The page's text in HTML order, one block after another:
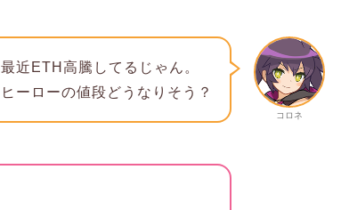
コロネ
最近ETH高騰してるじゃん。
ヒーローの値段どうなりそう？